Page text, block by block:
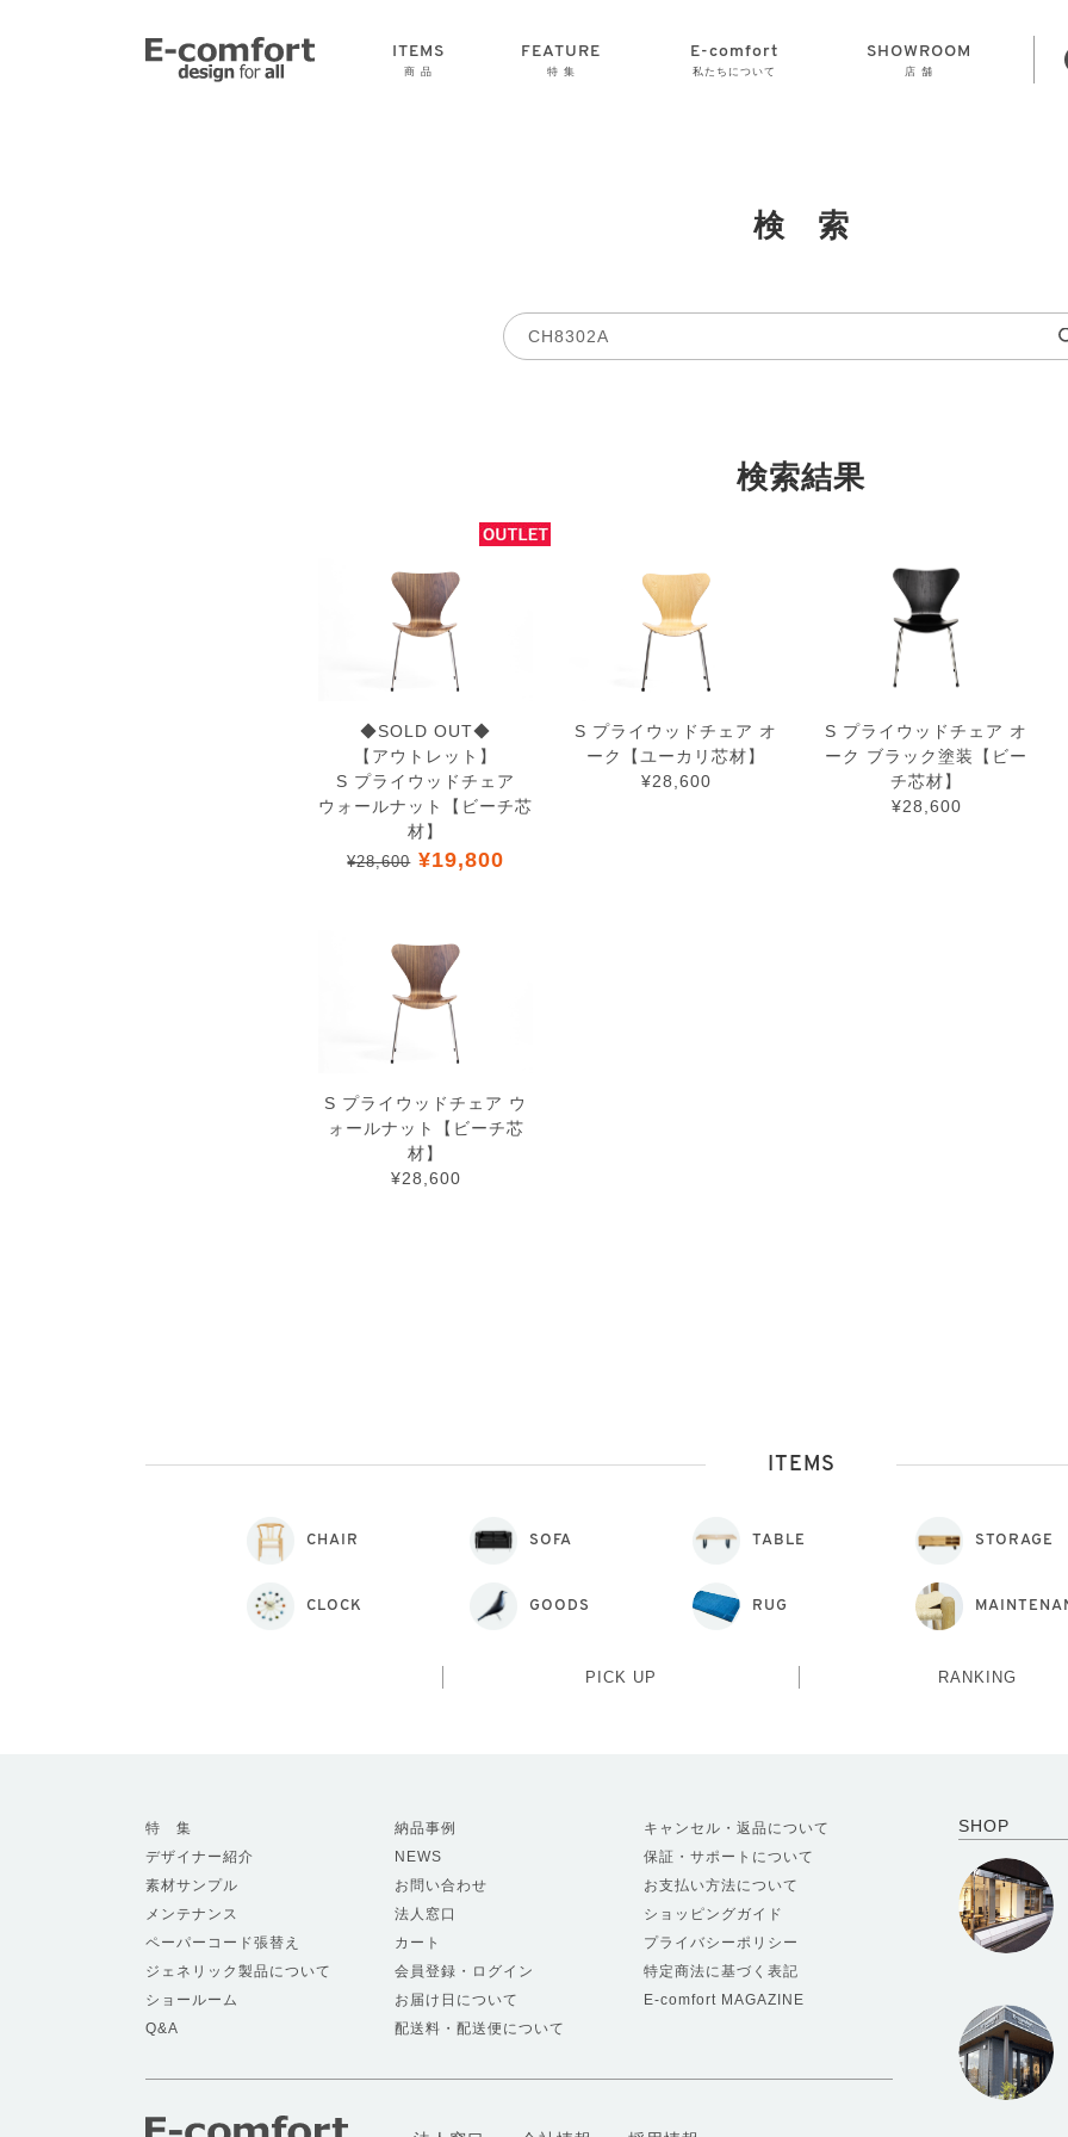
ITEMS
商 品
FEATURE
特 集
E-comfort
私たちについて
SHOWROOM
店 舗
検 索
検索結果
◆SOLD OUT◆
【アウトレット】
S プライウッドチェア
ウォールナット【ビーチ芯
材】
¥28,600 ¥19,800
S プライウッドチェア オ
ーク【ユーカリ芯材】
¥28,600
S プライウッドチェア オ
ーク ブラック塗装【ビー
チ芯材】
¥28,600
S プライウッドチェア ウ
ォールナット【ビーチ芯
材】
¥28,600
ITEMS
CHAIR SOFA TABLE STORAGE
CLOCK GOODS RUG
PICK UP RANKING
SHOP
特 集
デザイナー紹介
素材サンプル
メンテナンス
ペーパーコード張替え
ジェネリック製品について
ショールーム
Q&A
納品事例
NEWS
お問い合わせ
法人窓口
カート
会員登録・ログイン
お届け日について
配送料・配送便について
キャンセル・返品について
保証・サポートについて
お支払い方法について
ショッピングガイド
プライバシーポリシー
特定商法に基づく表記
E-comfort MAGAZINE